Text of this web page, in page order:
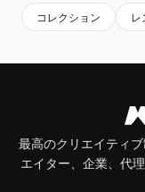
コレクション レ
最高のクリエイティ
エイター、企業、代